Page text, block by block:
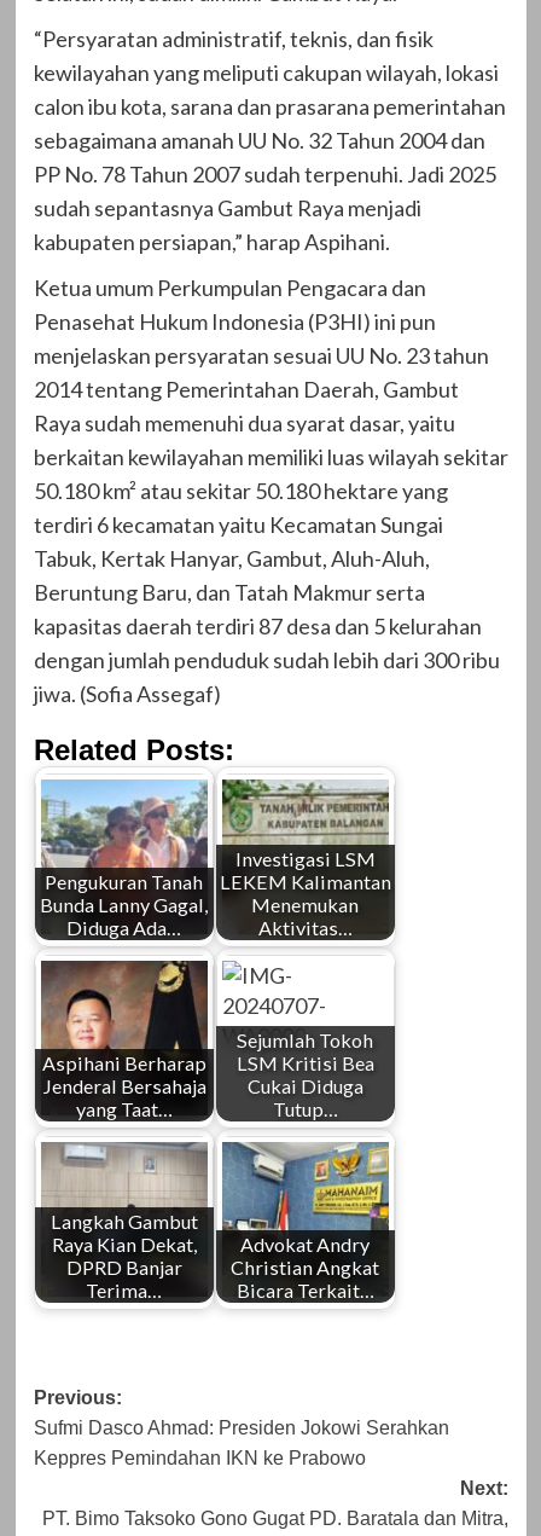
“Persyaratan administratif, teknis, dan fisik
kewilayahan yang meliputi cakupan wilayah, lokasi
calon ibu kota, sarana dan prasarana pemerintahan
sebagaimana amanah UU No. 32 Tahun 2004 dan
PP No. 78 Tahun 2007 sudah terpenuhi. Jadi 2025
sudah sepantasnya Gambut Raya menjadi
kabupaten persiapan,” harap Aspihani.
Ketua umum Perkumpulan Pengacara dan
Penasehat Hukum Indonesia (P3HI) ini pun
menjelaskan persyaratan sesuai UU No. 23 tahun
2014 tentang Pemerintahan Daerah, Gambut
Raya sudah memenuhi dua syarat dasar, yaitu
berkaitan kewilayahan memiliki luas wilayah sekitar
50.180 km² atau sekitar 50.180 hektare yang
terdiri 6 kecamatan yaitu Kecamatan Sungai
Tabuk, Kertak Hanyar, Gambut, Aluh-Aluh,
Beruntung Baru, dan Tatah Makmur serta
kapasitas daerah terdiri 87 desa dan 5 kelurahan
dengan jumlah penduduk sudah lebih dari 300 ribu
jiwa. (Sofia Assegaf)
Related Posts:
Pengukuran Tanah
Bunda Lanny Gagal,
Diduga Ada…
Investigasi LSM
LEKEM Kalimantan
Menemukan
Aktivitas…
Aspihani Berharap
Jenderal Bersahaja
yang Taat…
Sejumlah Tokoh
LSM Kritisi Bea
Cukai Diduga
Tutup…
Langkah Gambut
Raya Kian Dekat,
DPRD Banjar
Terima…
Advokat Andry
Christian Angkat
Bicara Terkait…
Post
navigation
Previous:
Sufmi Dasco Ahmad: Presiden Jokowi Serahkan
Keppres Pemindahan IKN ke Prabowo
Next:
PT. Bimo Taksoko Gono Gugat PD. Baratala dan Mitra,